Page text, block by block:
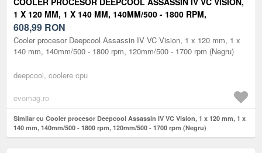
1 X 120 MM, 1 X 140 MM, 140MM/500 - 1800 RPM,
120MM/500 - 1700 RPM (NEGRU)
608,99 RON
Cooler procesor Deepcool Assassin IV VC Vision, 1 x 120 mm, 1 x
140 mm, 140mm/500 - 1800 rpm, 120mm/500 - 1700 rpm (Negru)
deepcool, coolere cpu
evomag.ro
Similar cu Cooler procesor Deepcool Assassin IV VC Vision, 1 x 120 mm, 1 x
140 mm, 140mm/500 - 1800 rpm, 120mm/500 - 1700 rpm (Negru)